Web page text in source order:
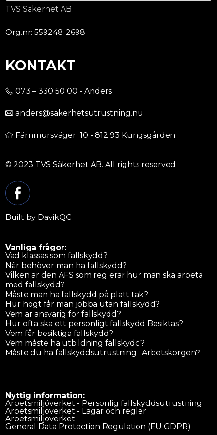
TVS Säkerhet AB
Org.nr: 559248-2698
KONTAKT
073 – 330 50 00 - Anders
anders@sakerhetsutrustning.nu
Färnmursvägen 10 - 812 93 Kungsgården
© 2023 TVS Säkerhet AB. All rights reserved
Built by DavikQC
Nyttig information:
Arbetsmiljöverket - Personlig fallskyddsutrustning
Arbetsmiljöverket - Lagar och regler
Arbetsmiljöverket
General Data Protection Regulation (EU GDPR)
Vanliga frågor:
Vad klassas som fallskydd?
När behöver man ha fallskydd?
Vilken är den AFS som reglerar hur man ska arbeta
med fallskydd?
Måste man ha fallskydd på platt tak?
Hur högt får man jobba utan fallskydd?
Vem är ansvarig för fallskydd?
Hur ofta ska ett personligt fallskydd Besiktas?
Vem får besiktiga fallskydd?
Vem måste ha utbildning fallskydd?
Måste du ha fallskyddsutrustning i Arbetskorgen?